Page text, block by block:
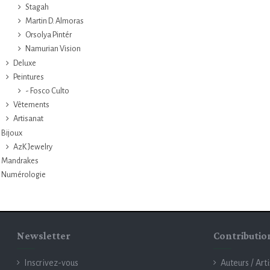
Stagah
Martin D. Almoras
Orsolya Pintér
Namurian Vision
Deluxe
Peintures
- Fosco Culto
Vêtements
Artisanat
Bijoux
AzK Jewelry
Mandrakes
Numérologie
Newsletter
Inscrivez-vous Auteurs /